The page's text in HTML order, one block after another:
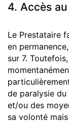
4. Accès
Le Prestataire
en
sur 7.
de paralysie du
et/ou des
sa volonté